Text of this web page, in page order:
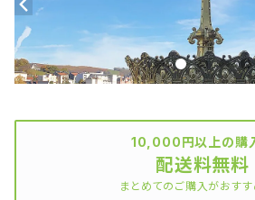
10,000円以上の購
配送料無料
まとめてのご購入がおすす